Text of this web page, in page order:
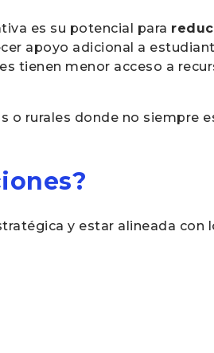
es su potencial para
apoyo adicional a
tienen menor acceso a
o rurales donde no siempre
y estar alineada con